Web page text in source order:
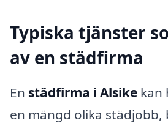
Typiska tjänster
av en städfirma
En städfirma i Alsike kan
en mängd olika städjobb,